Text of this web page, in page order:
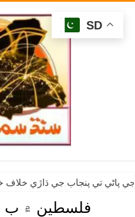
پاڻي تي پنجاب جي ڌاڙي خلاف
فلسطين ۾ ب
SD